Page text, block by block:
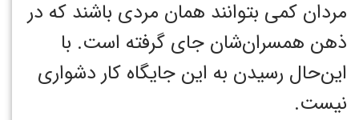
مردان کمی بتوانند همان مردی باشند که در
ذهن همسران‌شان جای گرفته است. با
این‌حال رسیدن به این جایگاه کار دشواری
نیست.